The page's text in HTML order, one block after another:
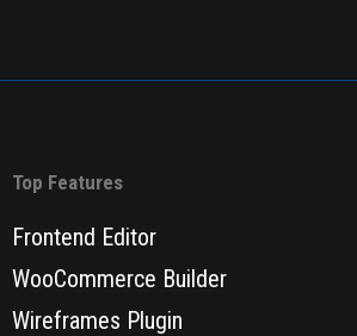
Top Features
Frontend Editor
WooCommerce Builder
Wireframes Plugin